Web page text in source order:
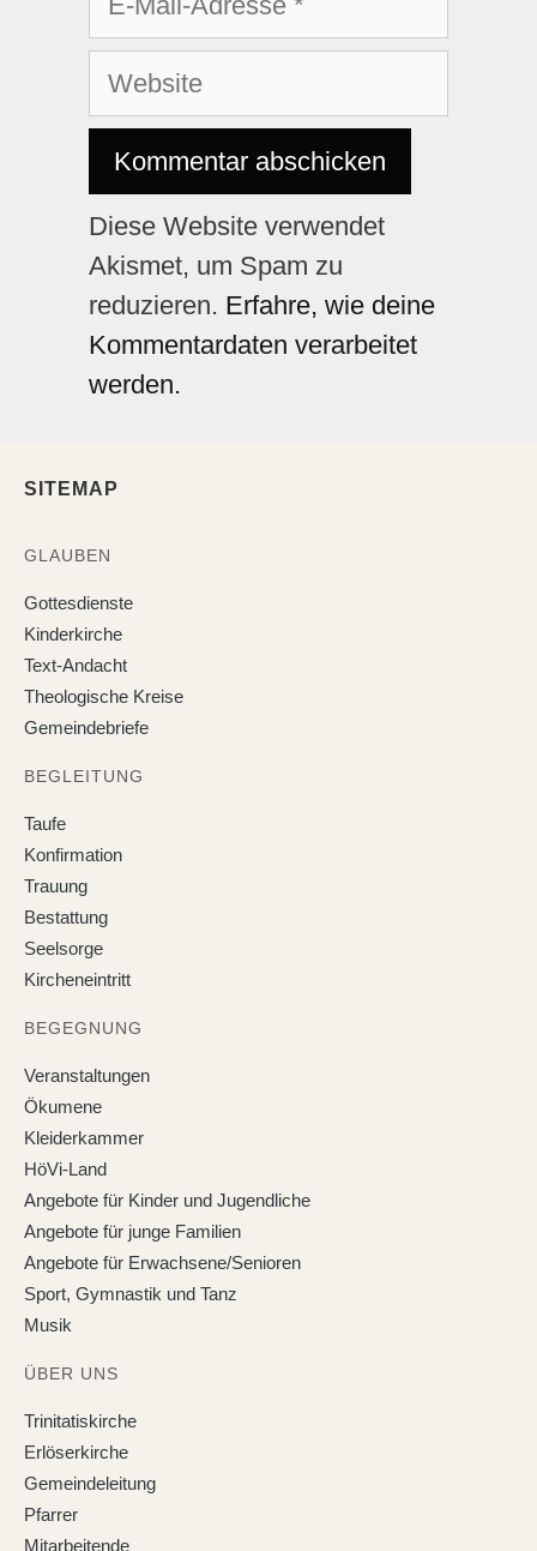
Diese Website verwendet
Akismet, um Spam zu
reduzieren. Erfahre, wie deine
Kommentardaten verarbeitet
werden.
SITEMAP
GLAUBEN
Gottesdienste
Kinderkirche
Text-Andacht
Theologische Kreise
Gemeindebriefe
BEGLEITUNG
Taufe
Konfirmation
Trauung
Bestattung
Seelsorge
Kircheneintritt
BEGEGNUNG
Veranstaltungen
Ökumene
Kleiderkammer
HöVi-Land
Angebote für Kinder und Jugendliche
Angebote für junge Familien
Angebote für Erwachsene/Senioren
Sport, Gymnastik und Tanz
Musik
ÜBER UNS
Trinitatiskirche
Erlöserkirche
Gemeindeleitung
Pfarrer
Mitarbeitende